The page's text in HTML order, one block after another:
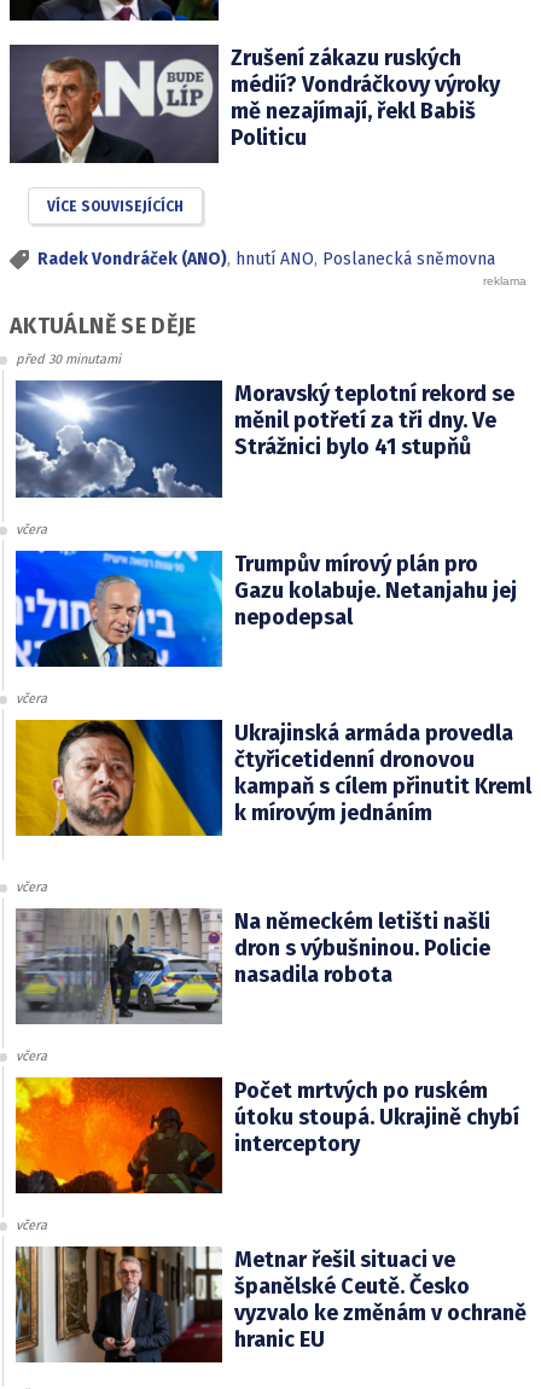
Zrušení zákazu ruských
médií? Vondráčkovy výroky
mě nezajímají, řekl Babiš
Politicu
VÍCE SOUVISEJÍCÍCH
Radek Vondráček (ANO), hnutí ANO, Poslanecká sněmovna
AKTUÁLNĚ SE DĚJE
před 30 minutami
Moravský teplotní rekord se
měnil potřetí za tři dny. Ve
Strážnici bylo 41 stupňů
včera
Trumpův mírový plán pro
Gazu kolabuje. Netanjahu jej
nepodepsal
včera
Ukrajinská armáda provedla
čtyřicetidenní dronovou
kampaň s cílem přinutit Kreml
k mírovým jednáním
včera
Na německém letišti našli
dron s výbušninou. Policie
nasadila robota
včera
Počet mrtvých po ruském
útoku stoupá. Ukrajině chybí
interceptory
včera
Metnar řešil situaci ve
španělské Ceutě. Česko
vyzvalo ke změnám v ochraně
hranic EU